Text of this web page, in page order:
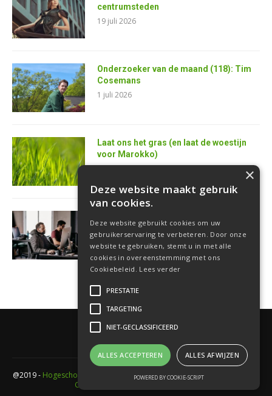
centrumsteden
19 juli 2026
Onderzoeker van de maand (118): Tim
Cosemans
1 juli 2026
Laat ons het gras (en laat de woestijn
voor Marokko)
25 juni 2026
softwareontwikkelaar
18 juni 2026
@2019 - Hogeschool PXL
- Elfde-liniestraat 24 Gebouw A , 3500 Hasselt -
Cookieverklaring
×
Deze website maakt gebruik
van cookies.
Deze website gebruikt cookies om uw
gebruikerservaring te verbeteren. Door onze
website te gebruiken, stemt u in met alle
cookies in overeenstemming met ons
Cookiebeleid. Lees verder
PRESTATIE
TARGETING
NIET-GECLASSIFICEERD
ALLES ACCEPTEREN ALLES AFWIJZEN
POWERED BY COOKIE-SCRIPT